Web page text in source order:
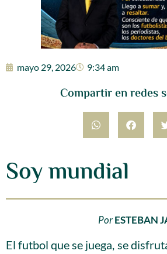
mayo 29, 2026 9:34 am
Compartir en redes
Soy mundial
PorESTEBAN
El futbol que se juega, se